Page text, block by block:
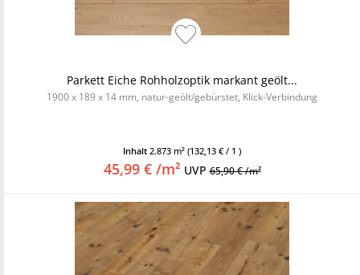
Parkett Eiche Rohholzoptik markant geölt...
1900 x 189 x 14 mm, natur-geölt/gebürstet, Klick-Verbindung
Inhalt 2.873 m² (132,13 € / 1 )
45,99 € /m² UVP65,90 € /m²